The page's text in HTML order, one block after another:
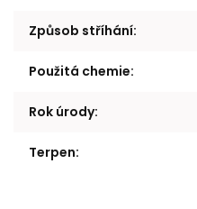
Způsob stříhání:
Použitá chemie:
Rok úrody:
Terpen: